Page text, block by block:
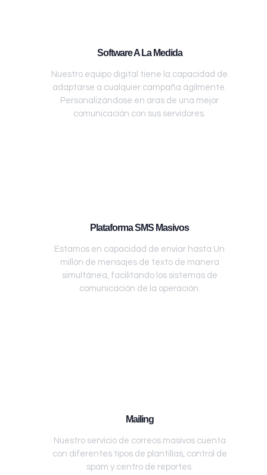
Software A La Medida
Nuestro equipo digital tiene la capacidad de
adaptarse a cualquier campaña ágilmente.
Personalizándose en aras de una mejor
comunicación con sus servidores.
Plataforma SMS Masivos
Estamos en capacidad de enviar hasta Un
millón de mensajes de texto de manera
simultánea, facilitando los sistemas de
comunicación de la operación.
Mailing
Nuestro servicio de correos masivos cuenta
con diferentes tipos de plantillas, control de
spam y centro de reportes.